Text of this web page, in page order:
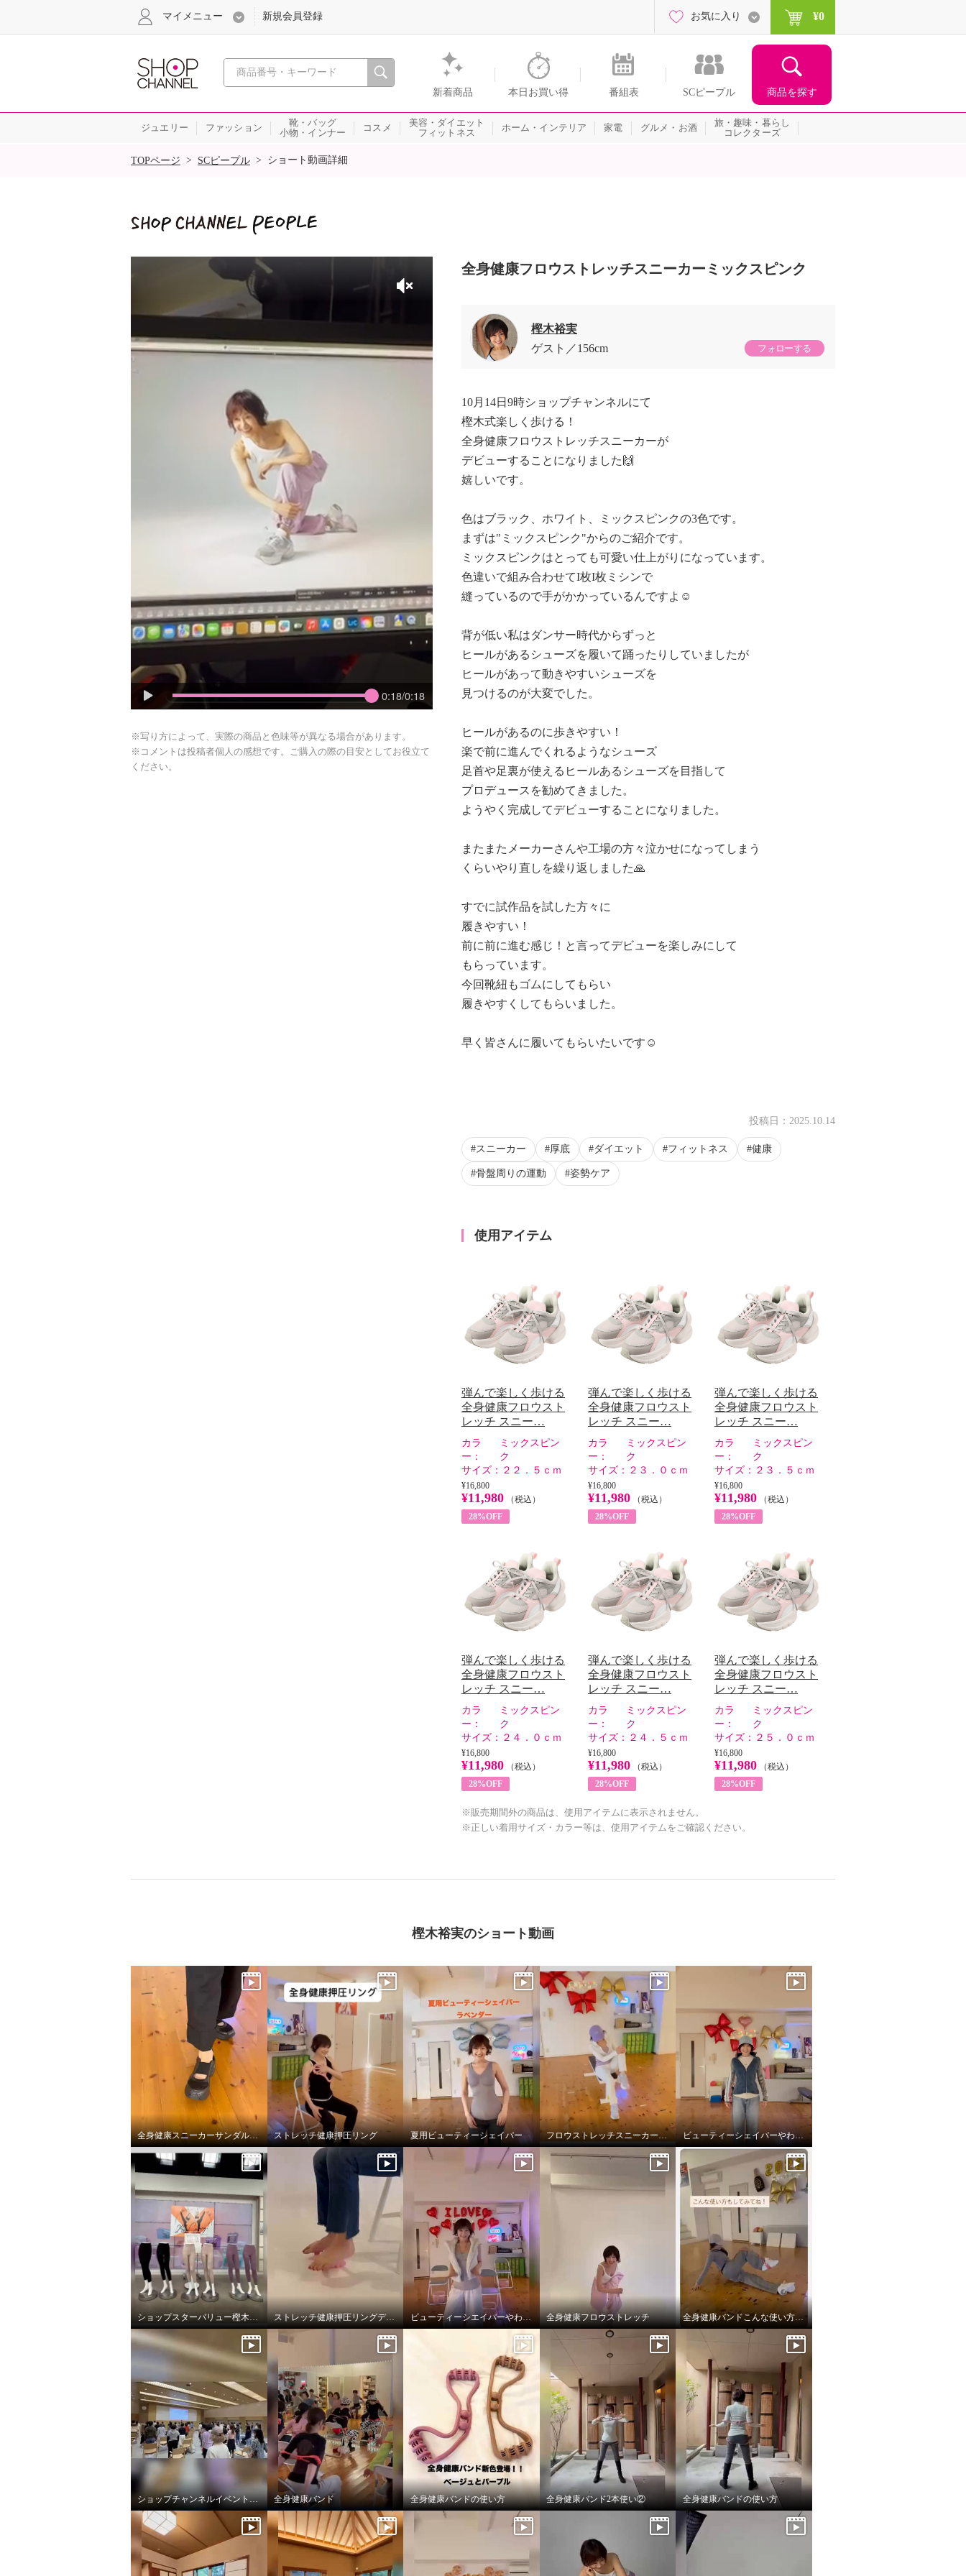
心おどる、瞬間を。通販・テレビショッピングのショップチャンネル
新着商品 本日お買い得 番組表 SCピープル 商品を探す
マイメニュー 新規会員登録 お気に入り ¥0
ジュエリー ファッション
靴・バッグ
小物・インナー
コスメ
美容・ダイエット
フィットネス
ホーム・インテリア 家電 グルメ・お酒
旅・趣味・暮らし
コレクターズ
SALE
TOPページ > SCピープル > ショート動画詳細
0:18/0:18
弾んで楽しく歩ける 全身健康
フロウストレッチ スニーカー
ミックスピンク ２２．５ｃｍ
¥0
弾んで楽しく歩ける 全身健康
フロウストレッチ スニーカー
ミックスピンク ２３．０ｃｍ
¥0
※写り方によって、実際の商品と色味等が異なる場合があります。
※コメントは投稿者個人の感想です。ご購入の際の目安としてお役立て
ください。
全身健康フロウストレッチスニーカーミックスピンク
樫木裕実
ゲスト
156cm フォローする
10月14日9時ショップチャンネルにて
樫木式楽しく歩ける！
全身健康フロウストレッチスニーカーが
デビューすることになりました🙌
嬉しいです。
色はブラック、ホワイト、ミックスピンクの3色です。
まずは"ミックスピンク"からのご紹介です。
ミックスピンクはとっても可愛い仕上がりになっています。
色違いで組み合わせてI枚I枚ミシンで
縫っているので手がかかっているんですよ☺️
背が低い私はダンサー時代からずっと
ヒールがあるシューズを履いて踊ったりしていましたが
ヒールがあって動きやすいシューズを
見つけるのが大変でした。
ヒールがあるのに歩きやすい！
楽で前に進んでくれるようなシューズ
足首や足裏が使えるヒールあるシューズを目指して
プロデュースを勧めてきました。
ようやく完成してデビューすることになりました。
またまたメーカーさんや工場の方々泣かせになってしまう
くらいやり直しを繰り返しました🙏
すでに試作品を試した方々に
履きやすい！
前に前に進む感じ！と言ってデビューを楽しみにして
もらっています。
今回靴紐もゴムにしてもらい
履きやすくしてもらいました。
早く皆さんに履いてもらいたいです☺️
投稿日： 2025.10.14
スニーカー 厚底 ダイエット フィットネス 健康
骨盤周りの運動 姿勢ケア
使用アイテム
弾んで楽しく歩ける
全身健康フロウスト
レッチ スニー…
カラ
ー：
ミックスピン
ク
サイズ： ２２．５ｃｍ
¥16,800
¥11,980
（税込）
28%OFF
弾んで楽しく歩ける
全身健康フロウスト
レッチ スニー…
カラ
ー：
ミックスピン
ク
サイズ： ２３．０ｃｍ
¥16,800
¥11,980
（税込）
28%OFF
弾んで楽しく歩ける
全身健康フロウスト
レッチ スニー…
カラ
ー：
ミックスピン
ク
サイズ： ２３．５ｃｍ
¥16,800
¥11,980
（税込）
28%OFF
弾んで楽しく歩ける
全身健康フロウスト
レッチ スニー…
カラ
ー：
ミックスピン
ク
サイズ： ２４．０ｃｍ
¥16,800
¥11,980
（税込）
28%OFF
弾んで楽しく歩ける
全身健康フロウスト
レッチ スニー…
カラ
ー：
ミックスピン
ク
サイズ： ２４．５ｃｍ
¥16,800
¥11,980
（税込）
28%OFF
弾んで楽しく歩ける
全身健康フロウスト
レッチ スニー…
カラ
ー：
ミックスピン
ク
サイズ： ２５．０ｃｍ
¥16,800
¥11,980
（税込）
28%OFF
※販売期間外の商品は、使用アイテムに表示されません。
※正しい着用サイズ・カラー等は、使用アイテムをご確認ください。
樫木裕実のショート動画
全身健康スニーカーサンダルデビューです。 ストレッチ健康押圧リング 夏用ビューティーシェイパー フロウストレッチスニーカー新色 ビューティーシェイパーやわらかフィット
ショップスターバリュー樫木メソッドビューティースパッツ ストレッチ健康押圧リングデビュー ビューティーシエイパーやわらかフィット 全身健康フロウストレッチ 全身健康バンドこんな使い方もしてみてね！
ショップチャンネルイベントで全身健康バンド 全身健康バンド 全身健康バンドの使い方 全身健康バンド2本使い② 全身健康バンドの使い方